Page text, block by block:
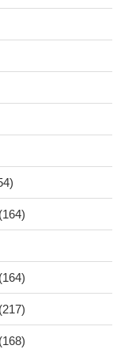
(164)
(164)
(217)
(168)